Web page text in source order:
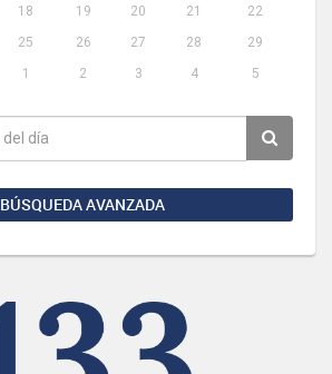
18 19 20 21
22
25 26 27 28
29
1 2 3 4 5
BÚSQUEDA AVANZADA